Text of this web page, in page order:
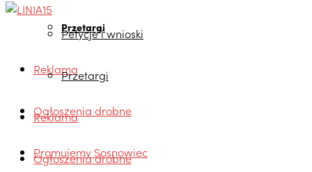
Przetargi
Reklama
Ogłoszenia drobne
Promujemy Sosnowiec
Petycje i wnioski
Przetargi
Reklama
Ogłoszenia drobne